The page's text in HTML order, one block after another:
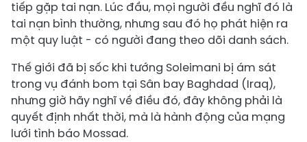
tiếp gặp tai nạn. Lúc đầu, mọi người đều nghĩ đó là
tai nạn bình thường, nhưng sau đó họ phát hiện ra
một quy luật - có người đang theo dõi danh sách.
Thế giới đã bị sốc khi tướng Soleimani bị ám sát
trong vụ đánh bom tại Sân bay Baghdad (Iraq),
nhưng giờ hãy nghĩ về điều đó, đây không phải là
quyết định nhất thời, mà là hành động của mạng
lưới tình báo Mossad.